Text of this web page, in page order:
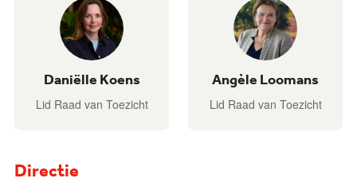
Daniëlle Koens
Lid Raad van Toezicht
Angèle Loomans
Lid Raad van Toezicht
Directie